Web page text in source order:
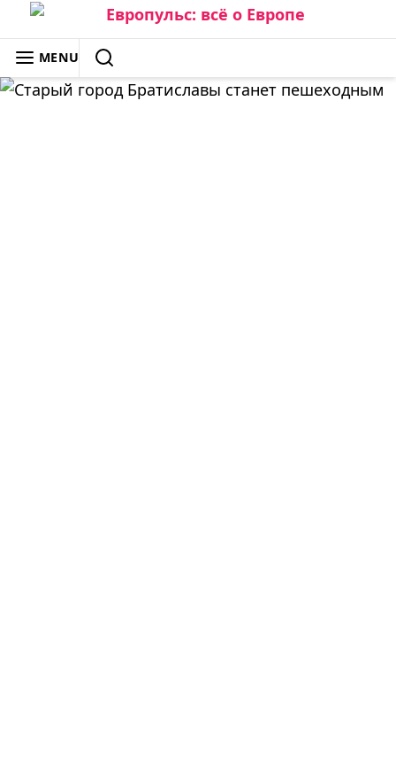
Skip
to
content
ЕВРОПУЛЬС: ВСЁ О ЕВРОПЕ
MENU
SEARCH